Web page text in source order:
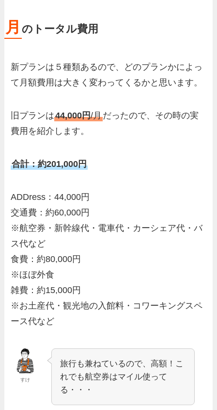
月 のトータル費用
新プランは５種類あるので、どのプランかによっ
て月額費用は大きく変わってくるかと思います。
旧プランは44,000円/月だったので、その時の実
費用を紹介します。
合計：約201,000円
ADDress：44,000円
交通費：約60,000円
※航空券・新幹線代・電車代・カーシェア代・バ
ス代など
食費：約80,000円
※ほぼ外食
雑費：約15,000円
※お土産代・観光地の入館料・コワーキングスペ
ース代など
すけ
旅行も兼ねているので、高額！こ
れでも航空券はマイル使って
る・・・